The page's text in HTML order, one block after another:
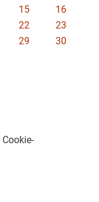
15
16
22
23
29
30
Cookie-